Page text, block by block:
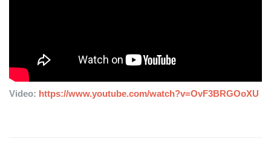
Video: https://www.youtube.com/watch?v=OvF3BRGOoXU